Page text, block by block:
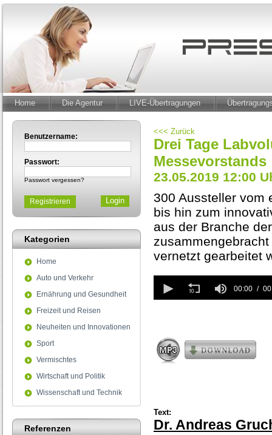
Home Die Agentur LIVE-Übertragungen
Benutzername:
Passwort:
Passwort vergessen?
Registrieren
Kategorien
Home
Auto und Verkehr
Ernährung und Gesundheit
Freizeit und Reisen
Neuheiten und Innovationen
Sport
Vermischtes
Wirtschaft und Politik
Wissenschaft und Technik
Referenzen
<<< Zurück
Drei Tage
Messevorstands
23.05.2019 12:00
300 Aussteller vom
bis hin zum
aus der Branche
vernetzt gearbeitet
seconds
of
00:00
Text:
Dr. Andreas